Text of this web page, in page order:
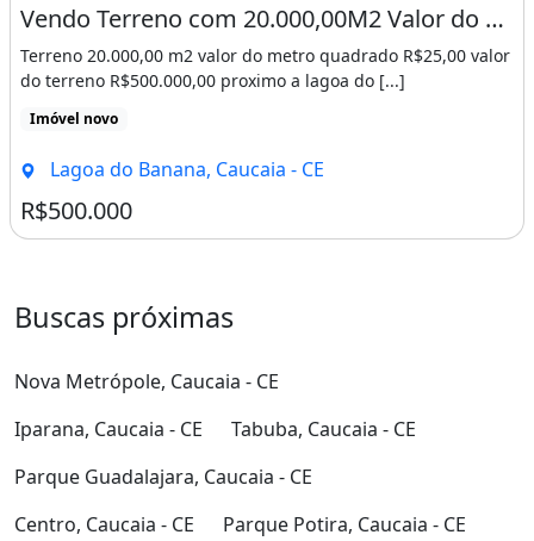
Vendo Terreno com 20.000,00M2 Valor do Metro R$25,00. De Imediato
Terreno 20.000,00 m2 valor do metro quadrado R$25,00 valor
do terreno R$500.000,00 proximo a lagoa do [...]
Imóvel novo
Lagoa do Banana, Caucaia - CE
R$500.000
Buscas próximas
Nova Metrópole, Caucaia - CE
Iparana, Caucaia - CE
Tabuba, Caucaia - CE
Parque Guadalajara, Caucaia - CE
Centro, Caucaia - CE
Parque Potira, Caucaia - CE